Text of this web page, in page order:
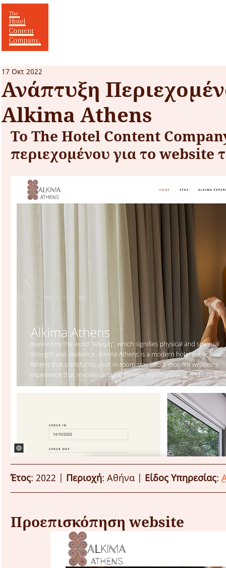
Ανάπτυξη
Alkima Athens
17 Οκτ 2022
Το The Hotel Content
περιεχομένου για το website
Έτος: 2022 | Περιοχή: Αθήνα | Είδος Υπηρεσίας:
Προεπισκόπηση website